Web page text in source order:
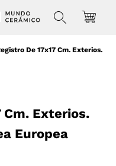
De 17x17 Cm. Exterios.
Cm. Exterios.
Europea